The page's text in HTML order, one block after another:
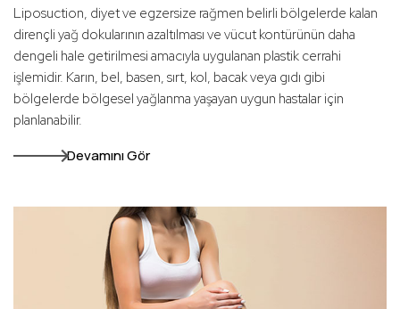
Liposuction, diyet ve egzersize rağmen belirli bölgelerde kalan
dirençli yağ dokularının azaltılması ve vücut kontürünün daha
dengeli hale getirilmesi amacıyla uygulanan plastik cerrahi
işlemidir. Karın, bel, basen, sırt, kol, bacak veya gıdı gibi
bölgelerde bölgesel yağlanma yaşayan uygun hastalar için
planlanabilir.
Devamını Gör